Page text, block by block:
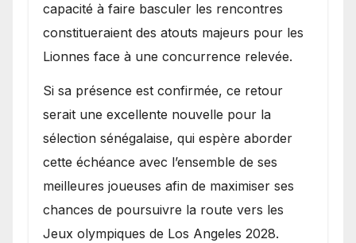
capacité à faire basculer les rencontres
constitueraient des atouts majeurs pour les
Lionnes face à une concurrence relevée.
Si sa présence est confirmée, ce retour
serait une excellente nouvelle pour la
sélection sénégalaise, qui espère aborder
cette échéance avec l’ensemble de ses
meilleures joueuses afin de maximiser ses
chances de poursuivre la route vers les
Jeux olympiques de Los Angeles 2028.